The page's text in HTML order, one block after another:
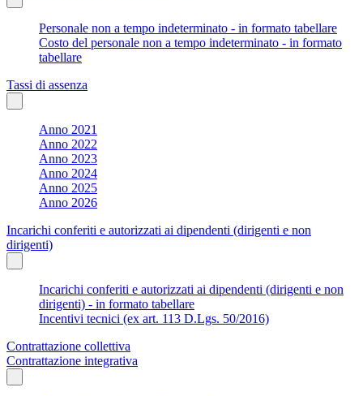
Personale non a tempo indeterminato - in formato tabellare
Costo del personale non a tempo indeterminato - in formato
tabellare
Tassi di assenza
Anno 2021
Anno 2022
Anno 2023
Anno 2024
Anno 2025
Anno 2026
Incarichi conferiti e autorizzati ai dipendenti (dirigenti e non
dirigenti)
Incarichi conferiti e autorizzati ai dipendenti (dirigenti e non
dirigenti) - in formato tabellare
Incentivi tecnici (ex art. 113 D.Lgs. 50/2016)
Contrattazione collettiva
Contrattazione integrativa